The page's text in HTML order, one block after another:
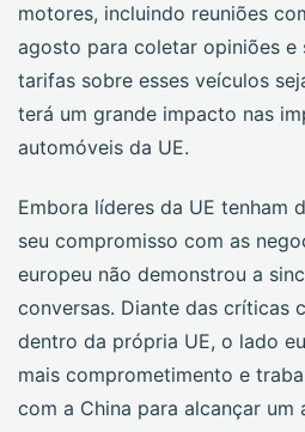
motores, incluindo reuniões
agosto para coletar opiniões e
tarifas sobre esses veículos
terá um grande impacto nas
automóveis da UE.
Embora líderes da UE tenham
seu compromisso com as
europeu não demonstrou a
conversas. Diante das críticas
dentro da própria UE, o lado
mais comprometimento e
com a China para alcançar um